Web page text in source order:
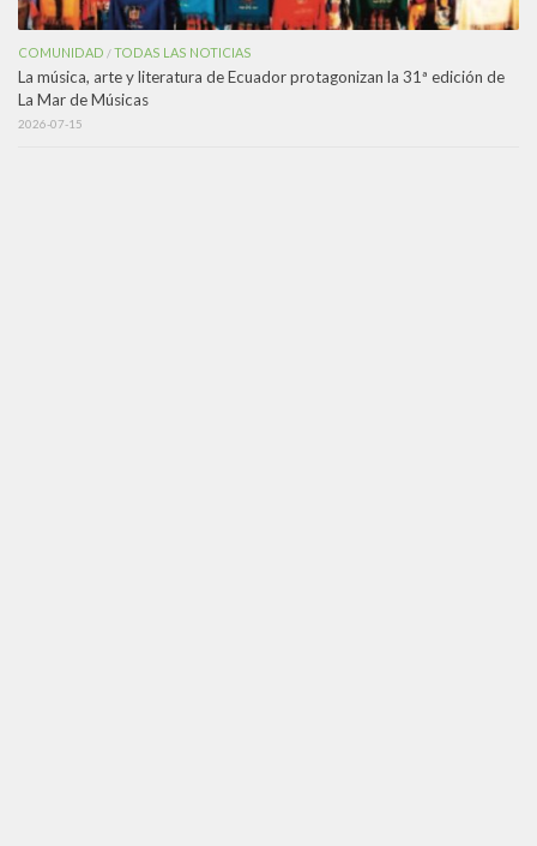
COMUNIDAD /TODAS LAS NOTICIAS
La música, arte y literatura de Ecuador protagonizan la 31ª edición de
La Mar de Músicas
2026-07-15